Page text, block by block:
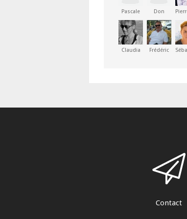
Pascale Don
Claudia Frédéric
Contact